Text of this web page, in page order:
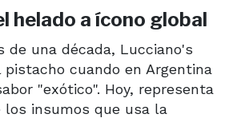
helado a ícono global
de una década, Lucciano's
cuando en Argentina
"exótico". Hoy, representa
los insumos que usa la